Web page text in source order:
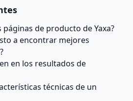
páginas de producto de Yaxa?
a encontrar mejores
en los resultados de
técnicas de un